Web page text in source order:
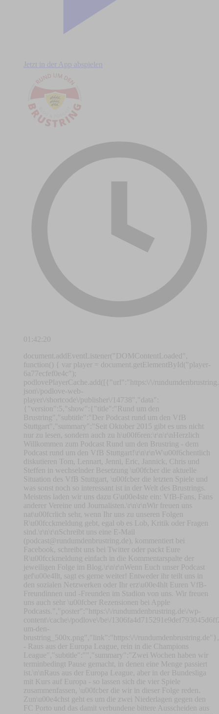
Jetzt in der App abspielen
01:42:20
document.addEventListener("DOMContentLoaded",
function() { var player = document.getElementById("player-
6a77ecfef0e4c");
podlovePlayerCache.add([{"url":"https:\/\/
json\/podlove-web-
player\/shortcode\/publisher\/14738","data":
{"version":5,"show":{"title":"Rund um den
Brustring","subtitle":"Der Podcast rund um den VfB
Stuttgart","summary":"Seit Oktober 2015 gibt es uns nicht
nur zu lesen, sondern auch zu h\u00f6ren:\r\n\r\nHerzlich
Willkommen zum Podcast Rund um den Brustring - dem
Podcast rund um den VfB Stuttgart!\r\n\r\nW\u00f6chentlich
diskutieren Tom, Lennart, Jenni, Eric, Jannick, Chris und
Steffen in wechselnder Besetzung \u00fcber die aktuelle
Situation des VfB Stuttgart, \u00fcber die letzten Spiele und
was sonst noch so interessant ist in der Welt des Brustrings.
Meistens laden wir uns dazu G\u00e4ste ein: VfB-Fans, Fans
anderer Vereine und Journalisten.\r\n\r\nWir freuen uns
nat\u00fcrlich sehr, wenn Ihr uns zu unseren Folgen
R\u00fcckmeldung gebt, egal ob es Lob, Kritik oder Fragen
sind.\r\n\r\nSchreibt uns eine E-Mail
(podcast@rundumdenbrustring.de ), kommentiert bei Facebook, schreibt uns bei Twitter oder packt Eure R\u00fcckmeldung einfach in die Kommentarspalte der jeweiligen Folge im Blog.\r\n\r\nWenn Euch unser Podcast gef\u00e4llt, sagt es gerne weiter! Entweder ihr teilt uns in den sozialen Netzwerken oder Ihr erz\u00e4hlt Euren VfB-Freundinnen und -Freunden im Stadion von uns. Wir freuen uns auch sehr \u00fcber Rezensionen bei Apple Podcasts.","poster":"https:\/\/rundumdenbrustring.de\/wp-content\/cache\/podlove\/be\/1306fa4d715291e9def793045d6ff2\/rund-um-den-brustring_500x.png","link":"https:\/\/rundumdenbrustring.de"},"title":"RudB280 - Raus aus der Europa League, rein in die Champions League","subtitle":"","summary":"Zwei Wochen haben wir terminbedingt Pause gemacht, in denen eine Menge passiert ist.\n\nRaus aus der Europa League, aber in der Bundesliga mit Kurs auf Europa - so lassen sich die vier Spiele zusammenfassen, \u00fcber die wir in dieser Folge reden. Zun\u00e4chst geht es um die zwei Niederlagen gegen den FC Porto und das damit verbundene bittere Ausscheiden aus der Europa League. Wir sprechen dar\u00fcber, was dem VfB zum Viertelfinale gefehlt hat und wie wir die Europapokal-Saison bewerten. In der Liga l\u00e4uft es ungleich besser, nach dem 1:0 in Leipzig und dem 5:2 in Augburg - jeweils nach den anstrengenden Spielen gegen Porto -\u00a0 steht der VfB nach 27 Spielen auf Platz 3. Wir sprechen \u00fcber die Siege und die Perspektive vor dem Saisonendspurt, der an Ostern mit einem Heimspiel gegen Dortmund eingeleitet wird. Au\u00dferdem reden wir \u00fcber die Nationalmannschafts-Berufungen der VfB-Spieler und blicken abschlie\u00dfend auf die anderen VfB-Mannschaften - bei denen mit Rekord-Heimspiel, Trainerentlassung und Pokalfinal-Einzug auch einiges passiert ist - und die Leihspieler.\n\nDiese Folge konntet Ihr diesmal wieder live auf unserem Twitch-Kanal mitverfolgen!\n\nDie Themen im \u00dcberblick\n\n00:01:00\u00a0 \u00a0Begr\u00fc\u00dfung\n00:03:04\u00a0 \u00a0Aktuelle Themen\n00:13:02\u00a0 \u00a0Die Spiele gegen Porto\n00:13:20\u00a0 \u00a0Das 1:2 im Hinspiel\n00:14:46\u00a0 \u00a0Das 0:2 im R\u00fcckspiel\n00:25:22\u00a0 \u00a0Das 1:0 gegen Leipzig\n00:34:16\u00a0 \u00a0Das 5:2 in Augsburg\n00:36:43\u00a0 \u00a0Die erste Halbzeit\n00:38:05\u00a0 \u00a0Das 1:0 durch Undav\n00:41:43\u00a0 \u00a0Das 2:0 durch Tom\u00e1s und das 3:0 durch Nartey\n00:51:03\u00a0 \u00a0Die zweite Halbzeit\n00:51:45\u00a0 \u00a0Das 3:1 durch Rieder und das 4:1 durch Undav\n00:57:25\u00a0 \u00a0Das 4:2 durch Kade und das 5:2 durch Demirovic\n01:03:13\u00a0 \u00a0Fazit\n01:11:14\u00a0 \u00a0Die Lage nach dem siebenundzwanzigsten Spieltag\n01:20:52\u00a0 \u00a0Blick auf Dortmund\n01:28:32\u00a0 \u00a0Rund um die anderen VfB-Mannschaften & VfB-Leihspieler\n\nRund um den Brustring unterst\u00fctzen\n\nWenn Ihr uns finanziell unterst\u00fctzen wollt, k\u00f6nnt Ihr das entweder \u00fcber Patreon oder PayPal tun. Das Geld nutzen wir, um die laufenden Kosten zu decken und Rund um den Brustring weiter zu entwickeln. Schon kleine Spenden helfen uns. Alle Infos findet Ihr hier.\n\nWenn Euch unser Podcast gef\u00e4llt, gebt uns gerne Feedback dazu, sei es auf Facebook, Twitter, Instagram und BlueSky oder eben in Form einer positiven Bewertung und ein paar netten Worten auf Apple Podcasts oder Spotify. Wir freuen uns nat\u00fcrlich auch, wenn Ihr uns ganz altmodisch offline weiterempfehlt!\n\nAbonniert auch unseren WhatsApp-Kanal, um immer \u00fcber neue Folgen und Blogartikel auf dem Laufenden zu sein!\n\nDanke an: Ron f\u00fcr das Intro und Outro.","publicationDate":"2026-03-25T23:10:26+01:00","duration":"01:42:20.211","poster":"https:\/\/rundumdenbrustring.de\/wp-content\/cache\/podlove\/d4\/ea7ff039e26d73cc8f3c3a1a4fd0aa\/rudb280-raus-aus-der-europa-league-rein-in-die-champions-league_500x.jpg","link":"https:\/\/rundumdenbrustring.de\/rudb280","chapters":[{"start":"00:00:00.000","title":"Intro","href":"","image":""},{"start":"00:01:00.000","title":"Begr\u00fc\u00dfung","href":"","image":""},{"start":"00:03:04.000","title":"Aktuelle Themen","href":"","image":""},{"start":"00:13:02.000","title":"Die Spiele gegen Porto","href":"","image":""},{"start":"00:13:20.000","title":"Das 1:2 im Hinspiel","href":"","image":""},{"start":"00:14:46.000","title":"Das 0:2 im R\u00fcckspiel","href":"","image":""},{"start":"00:25:22.000","title":"Das 1:0 gegen Leipzig","href":"","image":""},{"start":"00:34:16.000","title":"Das 5:2 in Augsburg","href":"","image":""},{"start":"00:36:43.000","title":"Die erste Halbzeit","href":"","image":""},{"start":"00:38:05.000","title":"Das 1:0 durch Undav","href":"","image":""},{"start":"00:41:43.000","title":"Das 2:0 durch Tom\u00e1s und das 3:0 durch Nartey","href":"","image":""},{"start":"00:51:03.000","title":"Die zweite Halbzeit","href":"","image":""},{"start":"00:51:45.000","title":"Das 3:1 durch Rieder und das 4:1 durch Undav","href":"","image":""},{"start":"00:57:25.000","title":"Das 4:2 durch Kade und das 5:2 durch Demirovic","href":"","image":""},{"start":"01:03:13.000","title":"Fazit","href":"","image":""},{"start":"01:11:14.000","title":"Die Lage nach dem siebenundzwanzigsten Spieltag","href":"","image":""},{"start":"01:20:52.000","title":"Blick auf Dortmund","href":"","image":""},{"start":"01:28:32.000","title":"Rund um die anderen VfB-Mannschaften & VfB-Leihspieler","href":"","image":""}],"audio":[{"url":"https:\/\/rundumdenbrustring.de\/podlove\/file\/3054\/s\/webplayer\/c\/website\/rudb280.mp3","size":"87218672","title":"MP3 Audio (mp3)","mimeType":"audio\/mpeg"}],"files":[{"url":"https:\/\/rundumdenbrustring.de\/podlove\/file\/3054\/s\/webplayer\/rudb280.mp3","size":"87218672","title":"Podcast Rund um den Brustring","mimeType":"audio\/mpeg"},{"url":"https:\/\/rundumdenbrustring.de\/podlove\/file\/3056\/s\/webplayer\/rudb280.psc","size":"1428","title":"Podlove Simple Chapters","mimeType":"application\/xml"},{"url":"https:\/\/rundumdenbrustring.de\/podlove\/file\/3057\/s\/webplayer\/rudb280.vtt","size":"165384","title":"WebVTT Captions","mimeType":"text\/vtt"},{"url":"https:\/\/rundumdenbrustring.de\/podlove\/file\/3055\/s\/webplayer\/rudb280.json","size":"819342","title":"Auphonic Production Description","mimeType":"application\/json"}],"contributors":[{"id":"197","name":"Chris","avatar":"https:\/\/rundumdenbrustring.de\/podlove\/image\/68747470733a2f2f72756e64756d64656e627275737472696e672e64652f77702d636f6e74656e742f75706c6f6164732f323032322f30372f43687269732e6a7067\/150\/150\/0\/chris\/8a2d00c78838b61933961b3d9a08d94f","role":null,"group":{"id":"1","slug":"rudb","title":"Rund um den Brustring"},"comment":null},{"id":"121","name":"Andreas","avatar":"https:\/\/rundumdenbrustring.de\/podlove\/image\/68747470733a2f2f72756e64756d64656e627275737472696e672e64652f77702d636f6e74656e742f75706c6f6164732f323032322f30332f416e64726561732e6a7067\/150\/150\/0\/andreas\/82df196536c67df2121384071a7585be","role":null,"group":{"id":"1","slug":"rudb","title":"Rund um den Brustring"},"comment":null},{"id":"1","name":"Lennart","avatar":"https:\/\/rundumdenbrustring.de\/podlove\/image\/687474703a2f2f72756e64756d64656e627275737472696e672e64652f77702d636f6e74656e742f75706c6f6164732f323031372f30392f31393236343638375f3531323634383734383132375f353237383637353135393136313732323636365f6f2d333030783330302e6a7067\/150\/150\/0\/lennart\/d4decaeb76ea3f36551b1af14fff7aef","role":null,"group":{"id":"1","slug":"rudb","title":"Rund um den Brustring"},"comment":null}]}}, {"url":"https:\/\/rundumdenbrustring.de\/wp-json\/podlove-web-player\/shortcode\/config\/default\/theme\/default","data":{"activeTab":"shownotes","subscribe-button":{"feed":"https:\/\/rundumdenbrustring.de\/feed\/mp3","clients":[{"id":"overcast","service":null},{"id":"downcast","service":null},{"id":"deezer","service":null},{"id":"google-podcasts","service":null},{"id":"apple-podcasts","service":null},{"id":"pocket-casts","service":null},{"id":"spotify","service":null}]},"share":{"channels":["facebook","twitter","whats-app","linkedin","pinterest","xing","mail","link"],"outlet":"https:\/\/cdn.podlove.org\/web-player\/5.x\/share.html","sharePlaytime":true},"related-episodes":{"source":"disabled","value":null},"version":5,"theme":{"tokens":{"brand":"#E64415","brandDark":"#235973","brandDarkest":"#1A3A4A","brandLightest":"#E9F1F5","shadeDark":"#807E7C","shadeBase":"#807E7C","contrast":"#000","alt":"#fff"},"fonts":{"ci":{"name":"ci","family":["-apple-system","BlinkMacSystemFont","Segoe UI","Roboto","Helvetica","Arial","sans-serif","Apple Color Emoji","Segoe UI Emoji\", \"Segoe UI Symbol"],"src":[],"weight":800},"regular":{"name":"regular","family":["-apple-system","BlinkMacSystemFont","Segoe UI","Roboto","Helvetica","Arial","sans-serif","Apple Color Emoji","Segoe UI Emoji\", \"Segoe UI Symbol"],"src":[],"weight":300},"bold":{"name":"bold","family":["-apple-system","BlinkMacSystemFont","Segoe UI","Roboto","Helvetica","Arial","sans-serif","Apple Color Emoji","Segoe UI Emoji\", \"Segoe UI Symbol"],"src":[],"weight":700}}},"base":"https:\/\/cdn.podlove.org\/web-player\/5.x\/"}}]); podlovePlayer(player, "https://rundumdenbrustring.de/wp-json/podlove-web-player/shortcode/publisher/14738", "https://rundumdenbrustring.de/wp-json/podlove-web-player/shortcode/config/default/theme/default").then(function() { player && player.classList.remove("podlove-web-player-loading"); }); }); Zwei Wochen haben wir terminbedingt Pause gemacht, in denen eine Menge passiert ist. Raus aus der Europa League, aber in der Bundesliga mit Kurs auf Europa — so lassen sich die vier Spiele zusammenfassen, über die wir in dieser Folge reden. Zunächst geht es um die zwei Niederlagen gegen den FC Porto und das damit verbundene bittere Ausscheiden aus der Europa League. Wir sprechen darüber, was dem VfB zum Viertelfinale gefehlt hat und wie wir die Europapokal-Saison bewerten. In der Liga läuft es ungleich besser, nach dem 1:0 in Leipz